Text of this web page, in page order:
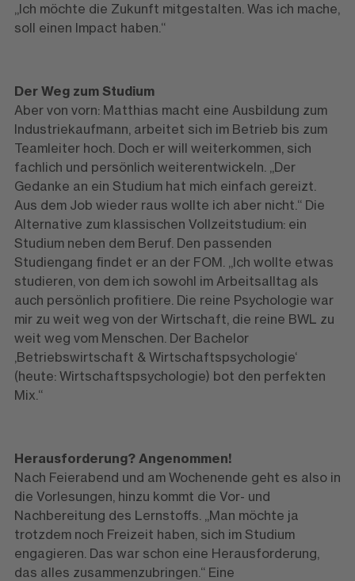
„Ich möchte die Zukunft mitgestalten. Was ich mache,
soll einen Impact haben.“
Der Weg zum Studium
Aber von vorn: Matthias macht eine Ausbildung zum
Industriekaufmann, arbeitet sich im Betrieb bis zum
Teamleiter hoch. Doch er will weiterkommen, sich
fachlich und persönlich weiterentwickeln. „Der
Gedanke an ein Studium hat mich einfach gereizt.
Aus dem Job wieder raus wollte ich aber nicht.“ Die
Alternative zum klassischen Vollzeitstudium: ein
Studium neben dem Beruf. Den passenden
Studiengang findet er an der FOM. „Ich wollte etwas
studieren, von dem ich sowohl im Arbeitsalltag als
auch persönlich profitiere. Die reine Psychologie war
mir zu weit weg von der Wirtschaft, die reine BWL zu
weit weg vom Menschen. Der Bachelor
‚Betriebswirtschaft & Wirtschaftspsychologie‘
(heute: Wirtschaftspsychologie) bot den perfekten
Mix.“
Herausforderung? Angenommen!
Nach Feierabend und am Wochenende geht es also in
die Vorlesungen, hinzu kommt die Vor- und
Nachbereitung des Lernstoffs. „Man möchte ja
trotzdem noch Freizeit haben, sich im Studium
engagieren. Das war schon eine Herausforderung,
das alles zusammenzubringen.“ Eine